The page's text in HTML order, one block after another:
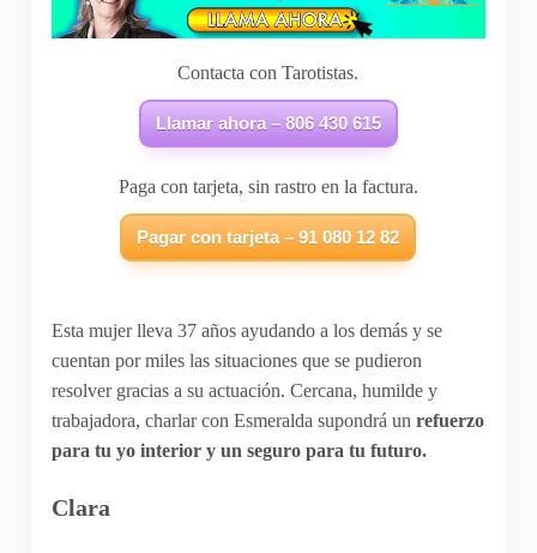
Contacta con Tarotistas.
Llamar ahora – 806 430 615
Paga con tarjeta, sin rastro en la factura.
Pagar con tarjeta – 91 080 12 82
Esta mujer lleva 37 años ayudando a los demás y se
cuentan por miles las situaciones que se pudieron
resolver gracias a su actuación. Cercana, humilde y
trabajadora, charlar con Esmeralda supondrá un refuerzo
para tu yo interior y un seguro para tu futuro.
Clara